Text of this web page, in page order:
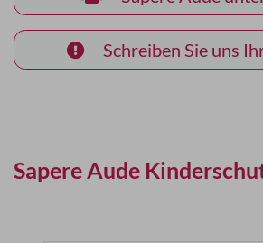
Schreiben Sie uns
Sapere Aude